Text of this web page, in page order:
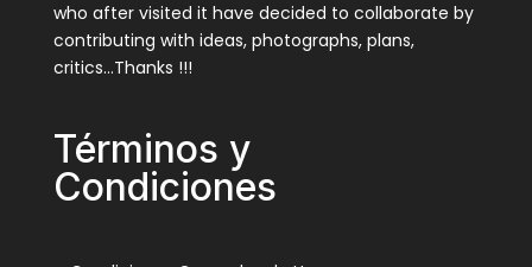
who after visited it have decided to collaborate by
contributing with ideas, photographs, plans,
critics…Thanks !!!
Términos y
Condiciones